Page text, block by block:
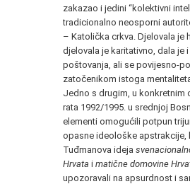
zakazao i jedini “kolektivni
tradicionalno neosporni
– Katolička crkva. Djelovala je
djelovala je karitativno, dala je
poštovanja, ali se povijesno-
zatočenikom istoga
Jedno s drugim, u konkretnim
rata 1992/1995. u srednjoj
elementi omogućili potpun
opasne ideološke apstrakcije,
Tuđmanova ideja
Hrvata i matične domovine
upozoravali na apsurdnost i